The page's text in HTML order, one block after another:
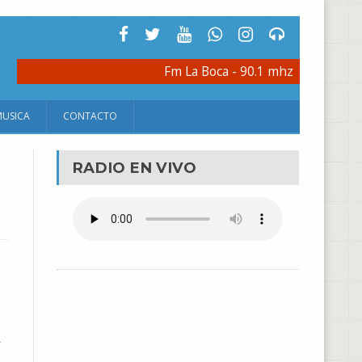
Fm La Boca - 90.1 mhz
CONTACTO
RADIO EN VIVO